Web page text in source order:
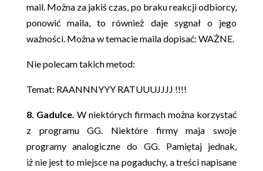
mail. Można za jakiś czas, po braku reakcji odbiorcy,
ponowić maila, to również daje sygnał o jego
ważności. Można w temacie maila dopisać: WAŻNE.
Nie polecam takich metod:
Temat: RAANNNYYY RATUUUJJJJ !!!!
8. Gadulce. W niektórych firmach można korzystać
z programu GG. Niektóre firmy maja swoje
programy analogiczne do GG. Pamiętaj jednak,
iż nie jest to miejsce na pogaduchy, a treści napisane